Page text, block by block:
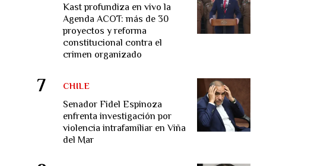
Kast profundiza en vivo la
Agenda ACOT: más de 30
proyectos y reforma
constitucional contra el
crimen organizado
Senador Fidel Espinoza
enfrenta investigación por
violencia intrafamiliar en Viña
del Mar
CHILE